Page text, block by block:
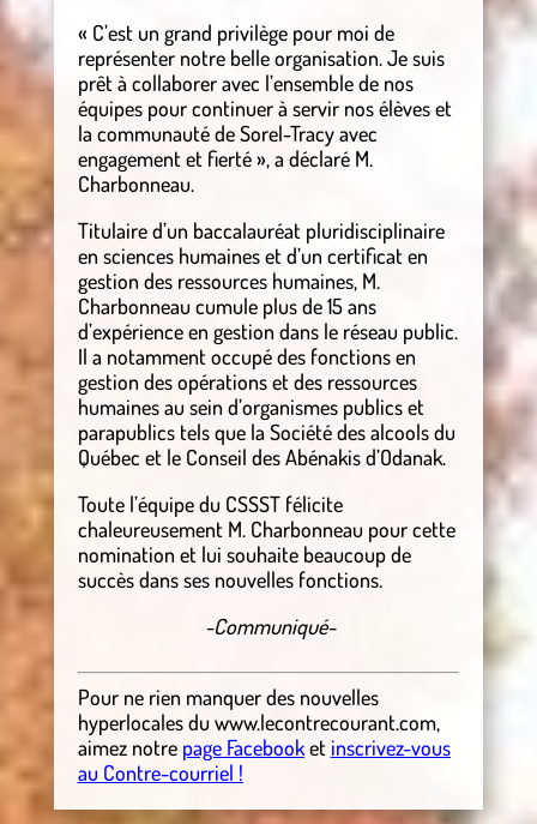
« C’est un grand privilège pour moi de
représenter notre belle organisation. Je suis
prêt à collaborer avec l’ensemble de nos
équipes pour continuer à servir nos élèves et
la communauté de Sorel-Tracy avec
engagement et fierté », a déclaré M.
Charbonneau.
Titulaire d’un baccalauréat pluridisciplinaire
en sciences humaines et d’un certificat en
gestion des ressources humaines, M.
Charbonneau cumule plus de 15 ans
d’expérience en gestion dans le réseau public.
Il a notamment occupé des fonctions en
gestion des opérations et des ressources
humaines au sein d’organismes publics et
parapublics tels que la Société des alcools du
Québec et le Conseil des Abénakis d’Odanak.
Toute l’équipe du CSSST félicite
chaleureusement M. Charbonneau pour cette
nomination et lui souhaite beaucoup de
succès dans ses nouvelles fonctions.
-Communiqué-
Pour ne rien manquer des nouvelles
hyperlocalesdu www.lecontrecourant.com,
aimez notre page Facebooket inscrivez-vous
au Contre-courriel !